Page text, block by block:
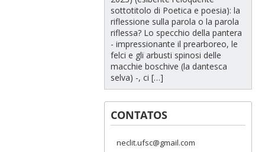
sottotitolo di Poetica e poesia): la
riflessione sulla parola o la parola
riflessa? Lo specchio della pantera
- impressionante il prearboreo, le
felci e gli arbusti spinosi delle
macchie boschive (la dantesca
selva) -, ci […]
CONTATOS
neclit.ufsc@gmail.com